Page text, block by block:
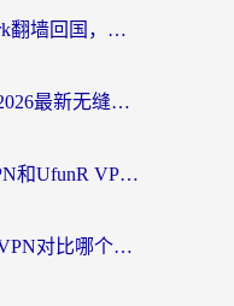
海外党必看：除了Surfshark翻墙回国，这些加速器选择技巧你真的懂吗？
回国后怎么翻墙？海外党2026最新无缝访问国内资源全攻略（附对比实测）
海外党必看：ChickCN VPN和UfunR VPN对比哪个回国效果更好？附实用选择指南
云极VPN好用吗？和回国VPN对比哪个回国效果更好？海外党亲测避坑指南